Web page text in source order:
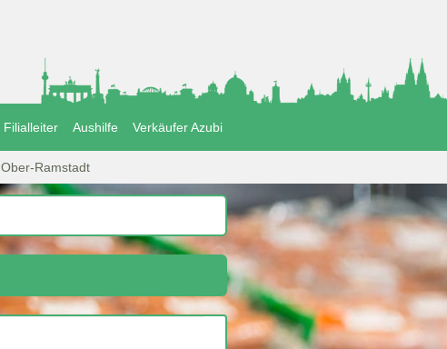
Filialleiter Aushilfe Verkäufer Azubi
Ober-Ramstadt